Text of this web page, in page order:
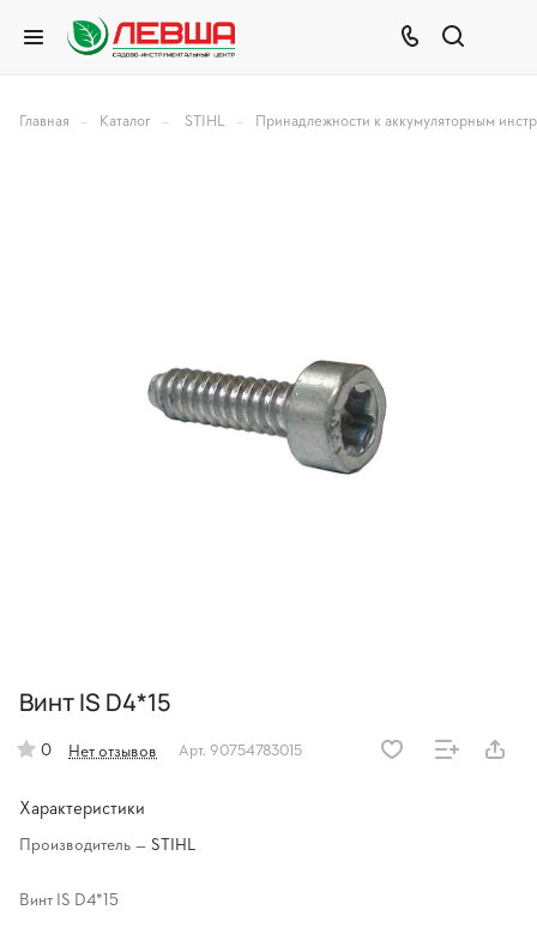
Главная – Каталог – STIHL – Принадлежности к аккумуляторным
Винт IS D4*15
0 Нет отзывов Арт. 90754783015
Характеристики
Производитель — STIHL
Винт IS D4*15